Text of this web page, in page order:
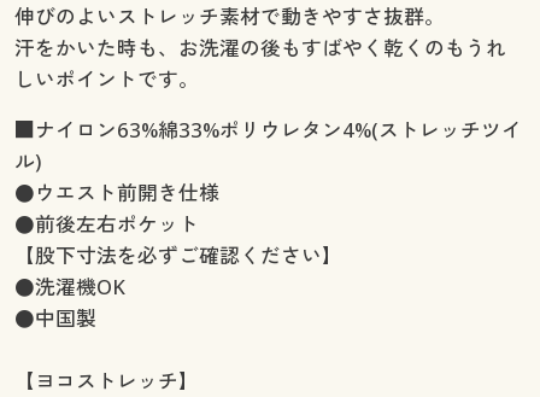
伸びのよいストレッチ素材で動きやすさ抜群。
汗をかいた時も、お洗濯の後もすばやく乾くのもうれ
しいポイントです。
■ナイロン63%綿33%ポリウレタン4%(ストレッチツイ
ル)
●ウエスト前開き仕様
●前後左右ポケット
【股下寸法を必ずご確認ください】
●洗濯機OK
●中国製
【ヨコストレッチ】